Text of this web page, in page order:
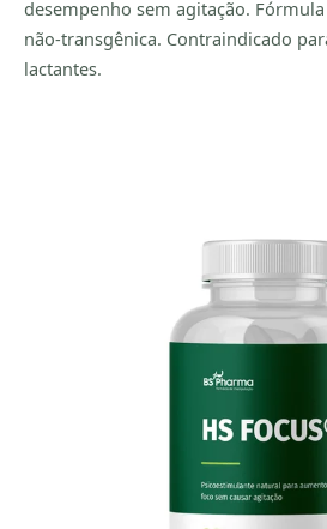
desempenho sem agitação.
não-transgênica. Contraindicado
lactantes.